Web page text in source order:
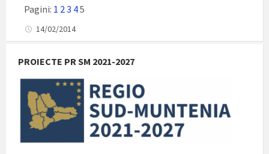
Pagini: 1 2 3 45
14/02/2014
PROIECTE PR SM 2021-2027